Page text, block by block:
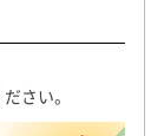
さい。